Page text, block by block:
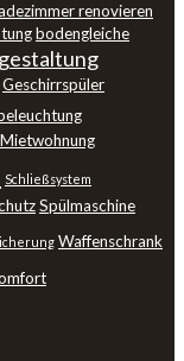
renovieren
bodengleiche
Geschirrspüler
Mietwohnung
Schließsystem
Spülmaschine
Waffenschrank